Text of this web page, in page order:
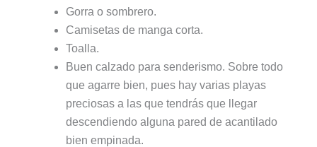
Gorra o sombrero.
Camisetas de manga corta.
Toalla.
Buen calzado para senderismo. Sobre todo
que agarre bien, pues hay varias playas
preciosas a las que tendrás que llegar
descendiendo alguna pared de acantilado
bien empinada.